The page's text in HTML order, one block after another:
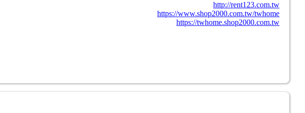
http://rent123.com.tw
https://www.shop2000.com.tw/twhome
https://twhome.shop2000.com.tw